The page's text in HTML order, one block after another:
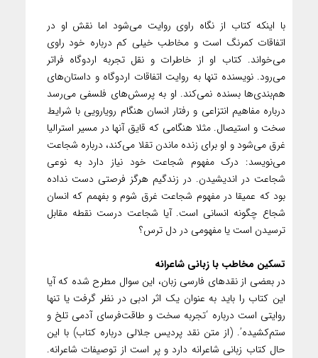
با اینکه کتاب از نگاه راوی روایت می‌شود اما نقش او در
اتفاقات کمرنگ است و مخاطب خیلی کم درباره خود راوی
می‌خواند. کتاب او از خاطرات و نقل تجربه اردوگاه فراتر
می‌رود. نویسنده تنها به روایت اتفاقات اردوگاه و داستان‌های
هم‌بندی‌ها بسنده نمی‌کند. او به پرسش‌های فلسفی می‌رسد
درباره مفاهیم انتزاعی و رفتار انسان هنگام رویارویی با شرایط
سخت و استیصال. مثلا هنگامی که قایق آنها در مسیر استرالیا
غرق می‌شود و او برای زنده ماندن تقلا می‌کند، درباره شجاعت
می‌نویسد:‌ درک مفهوم شجاعت خود نیاز دارد به نوعی
شجاعت در اندیشیدن. در زندگیم هرگز فرصتی دست نداده
بود که عمیقا در مفهوم شجاعت غرق شوم و بفهمم که انسان
شجاع چگونه انسانی است. آیا شجاعت درست نقطه‌ مقابل
ترسیدن است یا مفهومی در دل ترس؟
تسکین مخاطب با زبانی شاعرانه‌
در بعضی از نقدهای فارسی زبان، این سوال مطرح شده که آیا
این کتاب را باید به عنوان یک اثر ادبی در نظر گرفت یا تنها
روایتی است درباره ‘تجربه سخت و طاقت‌فرسای آدمی تلخ و
ستم‌کشیده’. (از متن نقد پردیس جلالی درباره کتاب)‌ با این
حال کتاب زبانی شاعرانه دارد و پر است از توصیفات شاعرانه.